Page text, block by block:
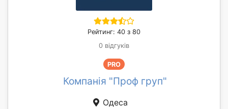
Рейтинг: 40 з 80
0 відгуків
PRO
Компанія "Проф груп"
Одеса